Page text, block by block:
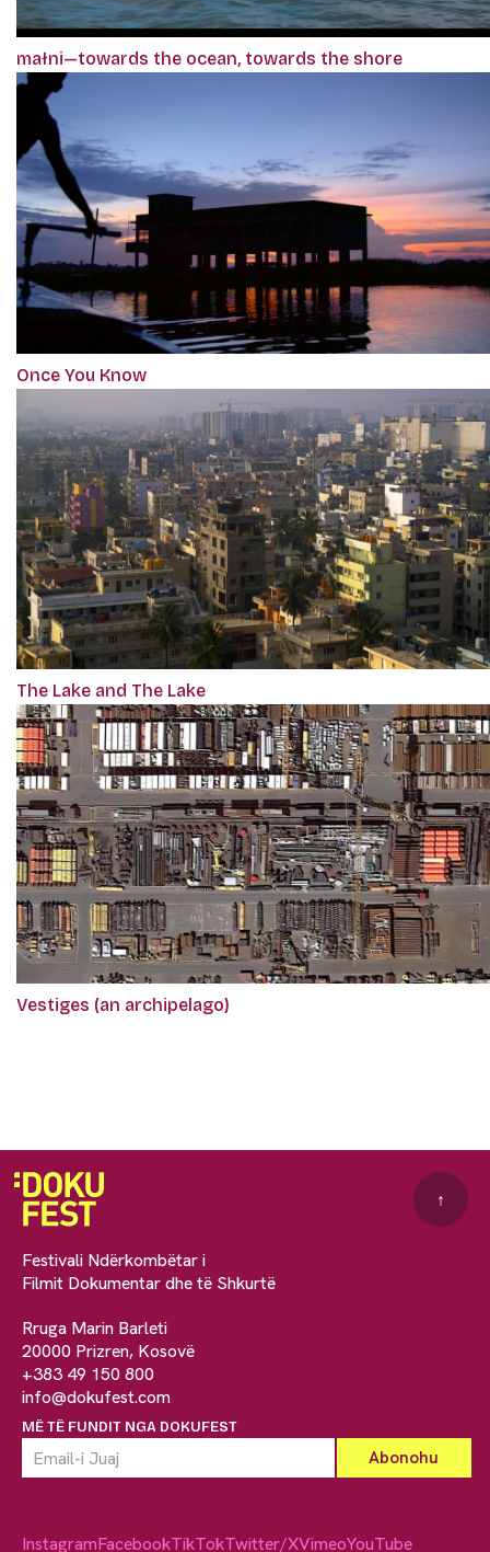
małni—towards the ocean, towards the shore
Once You Know
The Lake and The Lake
Vestiges (an archipelago)
Festivali Ndërkombëtar i
Filmit Dokumentar dhe të Shkurtë
Rruga Marin Barleti
20000 Prizren, Kosovë
+383 49 150 800
info@dokufest.com
MË TË FUNDIT NGA DOKUFEST
↑
InstagramFacebookTikTokTwitter/XVimeoYouTube